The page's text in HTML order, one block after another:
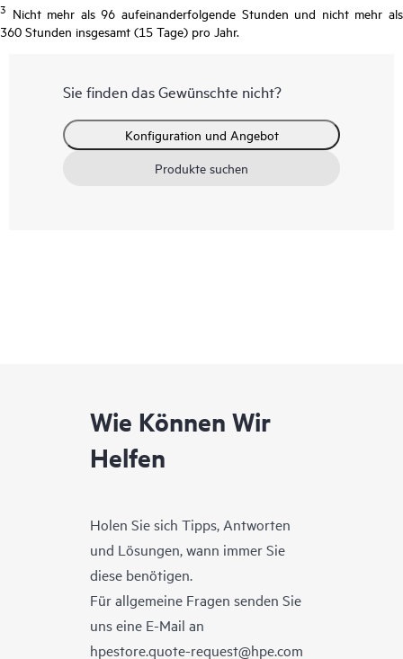
3 Nicht mehr als 96 aufeinanderfolgende Stunden und nicht mehr als
360 Stunden insgesamt (15 Tage) pro Jahr.
Sie finden das Gewünschte nicht?
Konfiguration und Angebot
Produkte suchen
Wie Können Wir
Helfen
Holen Sie sich Tipps, Antworten
und Lösungen, wann immer Sie
diese benötigen.
Für allgemeine Fragen senden Sie
uns eine E-Mail an
hpestore.quote-request@hpe.com